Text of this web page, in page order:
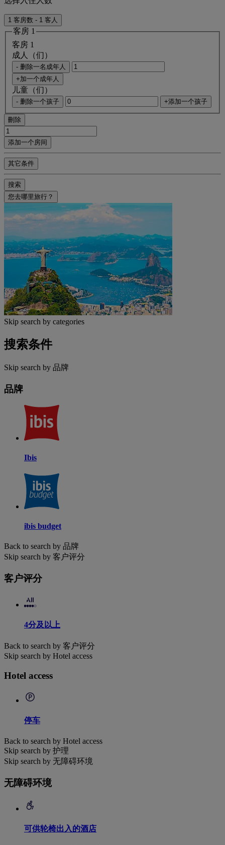
1 客房数 - 1 客人
客房 1
客房 1
成人（们）
- 删除一名成年人
+加一个成年人
儿童（们）
- 删除一个孩子 +添加一个孩子
刪除
添加一个房间
其它条件
搜索
您去哪里旅行？
Skip search by categories
搜索条件
Skip search by 品牌
品牌
Ibis
ibis budget
Back to search by 品牌
Skip search by 客户评分
客户评分
4分及以上
Back to search by 客户评分
Skip search by Hotel access
Hotel access
停车
Back to search by Hotel access
Skip search by 护理
Skip search by 无障碍环境
无障碍环境
可供轮椅出入的酒店